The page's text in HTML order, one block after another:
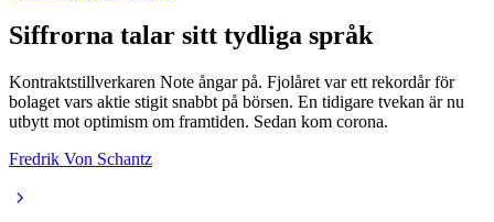
Siffrorna talar sitt tydliga språk
Kontraktstillverkaren Note ångar på. Fjolåret var ett rekordår för
bolaget vars aktie stigit snabbt på börsen. En tidigare tvekan är nu
utbytt mot optimism om framtiden. Sedan kom corona.
Fredrik Von Schantz